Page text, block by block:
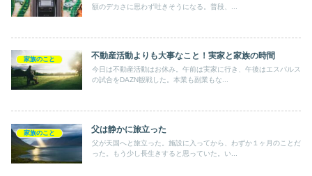
額のデカさに思わず吐きそうになる。普段、...
家族のこと 不動産活動よりも大事なこと！実家と家族の時間
今日は不動産活動はお休み。午前は実家に行き、午後はエスパルス
の試合をDAZN観戦した。本業も副業もな...
家族のこと 父は静かに旅立った
父が天国へと旅立った。施設に入ってから、わずか１ヶ月のことだ
った。もう少し長生きすると思っていた。い...